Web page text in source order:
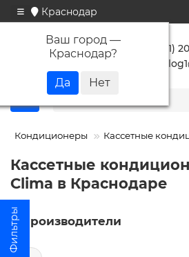
Краснодар
Ваш город —
Краснодар?
+7 (861)
Кондиционеры Кассетные
Кассетные
Clima в Краснодаре
Производители